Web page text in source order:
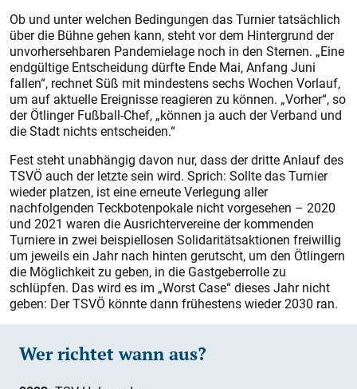
Ob und unter welchen Bedingungen das Turnier tatsächlich
über die Bühne gehen kann, steht vor dem Hintergrund der
unvorhersehbaren Pandemielage noch in den Sternen. „Eine
endgültige Entscheidung dürfte Ende Mai, Anfang Juni
fallen“, rechnet Süß mit mindestens sechs Wochen Vorlauf,
um auf aktuelle Ereignisse reagieren zu können. „Vorher“, so
der Ötlinger Fußball-Chef, „können ja auch der Verband und
die Stadt nichts entscheiden.“
Fest steht unabhängig davon nur, dass der dritte Anlauf des
TSVÖ auch der letzte sein wird. Sprich: Sollte das Turnier
wieder platzen, ist eine erneute Verlegung aller
nachfolgenden Teckbotenpokale nicht vorgesehen – 2020
und 2021 waren die Ausrichtervereine der kommenden
Turniere in zwei beispiellosen Solidaritätsaktionen freiwillig
um jeweils ein Jahr nach hinten gerutscht, um den Ötlingern
die Möglichkeit zu geben, in die Gastgeberrolle zu
schlüpfen. Das wird es im „Worst Case“ dieses Jahr nicht
geben: Der TSVÖ könnte dann frühestens wieder 2030 ran.
Wer richtet wann aus?